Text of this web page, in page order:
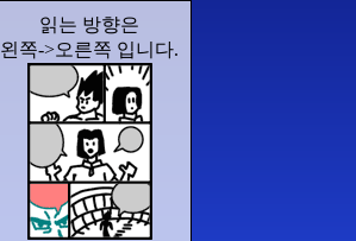
읽는 방향은
왼쪽->오른쪽 입니다.